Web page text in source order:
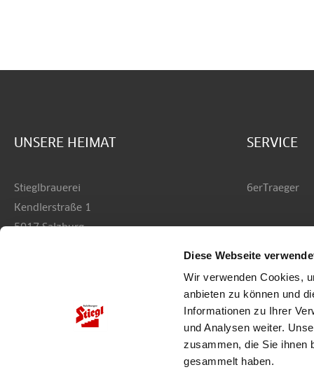
Diese Webseite
Wir verwenden Cookies,
anbieten zu können und
Informationen zu Ihrer
und Analysen weiter.
zusammen, die Sie ihnen
gesammelt haben.
UNSERE HEIMAT
Stieglbrauerei
Kendlerstraße 1
5017 Salzburg
SERVICE
6erTraeger